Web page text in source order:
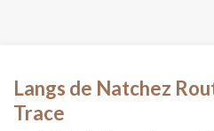
Langs de Natchez
Trace